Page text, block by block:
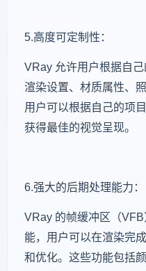
5.高度可定制性：
VRay 允许用户根据自
渲染设置、材质属性、
用户可以根据自己的项
获得最佳的视觉呈现。
6.强大的后期处理能力：
VRay 的帧缓冲区（
能，用户可以在渲染完
和优化。这些功能包括